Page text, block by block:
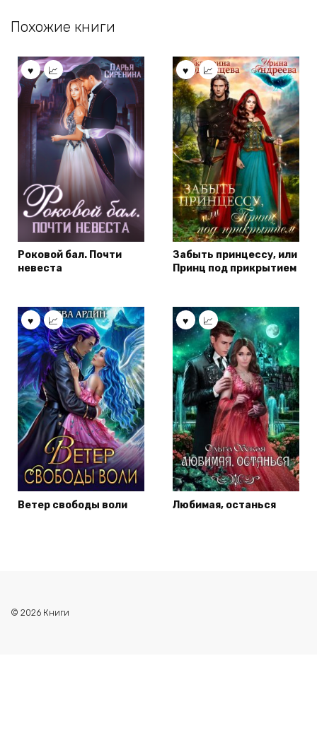
Похожие книги
Роковой бал. Почти
невеста
Забыть принцессу, или
Принц под прикрытием
Ветер свободы воли Любимая, останься
© 2026 Книги